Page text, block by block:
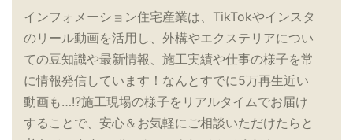
インフォメーション住宅産業は、TikTokやインスタ
のリール動画を活用し、外構やエクステリアについ
ての豆知識や最新情報、施工実績や仕事の様子を常
に情報発信しています！なんとすでに5万再生近い
動画も…!?施工現場の様子をリアルタイムでお届け
することで、安心＆お気軽にご相談いただけたらと